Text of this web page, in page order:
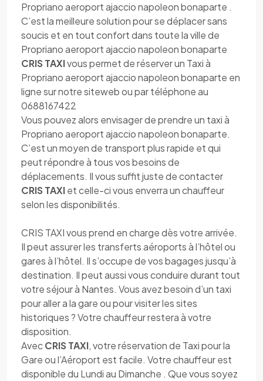
Propriano aeroport ajaccio napoleon bonaparte .
C’est la meilleure solution pour se déplacer sans
soucis et en tout confort dans toute la ville de
Propriano aeroport ajaccio napoleon bonaparte
CRIS TAXIvous permet de réserver un Taxi à
Propriano aeroport ajaccio napoleon bonaparte en
ligne sur notre siteweb ou par téléphone au
0688167422
Vous pouvez alors envisager de prendre un taxi à
Propriano aeroport ajaccio napoleon bonaparte.
C’est un moyen de transport plus rapide et qui
peut répondre à tous vos besoins de
déplacements. Il vous suffit juste de contacter
CRIS TAXIet celle-ci vous enverra un chauffeur
selon les disponibilités.
CRIS TAXI vous prend en charge dès votre arrivée.
Il peut assurer les transferts aéroports à l’hôtel ou
gares à l’hôtel. Il s’occupe de vos bagages jusqu’à
destination. Il peut aussi vous conduire durant tout
votre séjour à Nantes. Vous avez besoin d’un taxi
pour aller a la gare ou pour visiter les sites
historiques ? Votre chauffeur restera à votre
disposition.
AvecCRIS TAXI, votre réservation de Taxi pour la
Gare ou l’Aéroport est facile. Votre chauffeur est
disponible du Lundi au Dimanche . Que vous soyez